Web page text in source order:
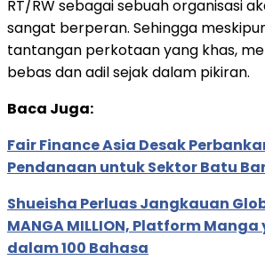
RT/RW sebagai sebuah organisasi
sangat berperan. Sehingga
tantangan perkotaan yang khas,
bebas dan adil sejak dalam pikiran.
Baca Juga:
Fair Finance Asia Desak
Pendanaan untuk Sektor Batu
Shueisha Perluas Jangkauan
MANGA MILLION, Platform
dalam 100 Bahasa